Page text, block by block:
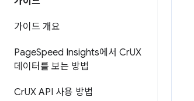
가이드 개요
PageSpeed Insights에서 CrUX
데이터를 보는 방법
CrUX API 사용 방법